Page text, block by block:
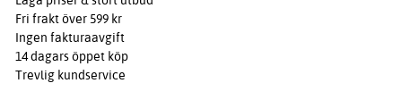
Fri frakt över 599 kr
Ingen fakturaavgift
14 dagars öppet köp
Trevlig kundservice